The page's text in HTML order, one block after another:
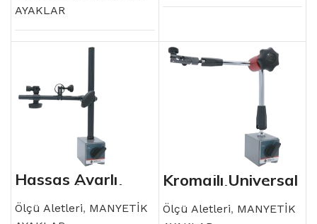
AYAKLAR
Hassas Ayarlı
Manyetik Ayak
Ölçü Aletleri, MANYETİK
Kromajlı Üniversal
Manyetik Ayak
Ölçü Aletleri, MANYETİK